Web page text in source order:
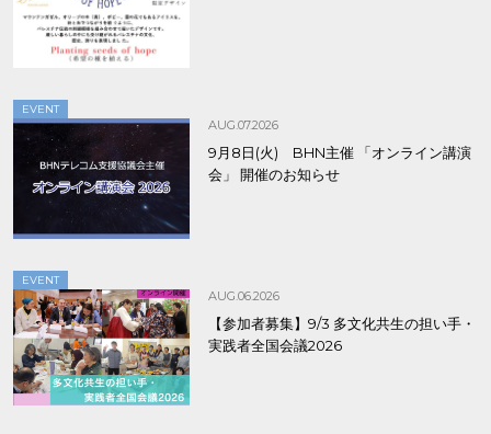
EVENT
AUG.07.2026
9月8日(火) BHN主催 「オンライン講演
会」 開催のお知らせ
EVENT
AUG.06.2026
【参加者募集】9/3 多文化共生の担い手・
実践者全国会議2026